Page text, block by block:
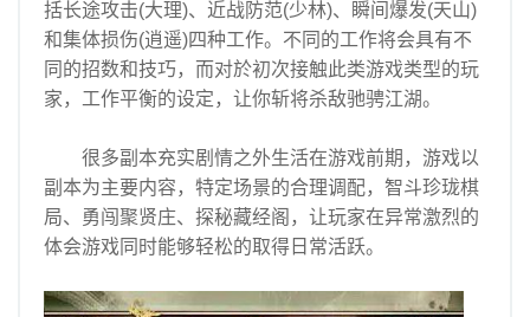
括长途攻击(大理)、近战防范(少林)、瞬间爆发(天山)
和集体损伤(逍遥)四种工作。不同的工作将会具有不
同的招数和技巧，而对於初次接触此类游戏类型的玩
家，工作平衡的设定，让你斩将杀敌驰骋江湖。
很多副本充实剧情之外生活在游戏前期，游戏以
副本为主要内容，特定场景的合理调配，智斗珍珑棋
局、勇闯聚贤庄、探秘藏经阁，让玩家在异常激烈的
体会游戏同时能够轻松的取得日常活跃。